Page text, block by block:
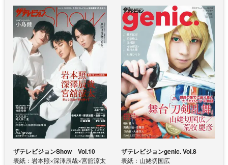
ザテレビジョンShow Vol.10
表紙：岩本照×深澤辰哉×宮舘涼太
ザテレビジョンgenic. Vol.8
表紙：山姥切国広